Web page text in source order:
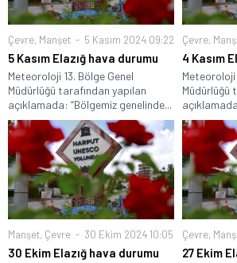
Çevre, Manşet 5 Kasım 2024 09:22
5 Kasım Elazığ hava durumu
Meteoroloji 13. Bölge Genel
Müdürlüğü tarafından yapılan
açıklamada: “Bölgemiz genelinde...
Çevre,
4 Kasım
Meteoroloji
Müdürlüğü
Manşet, Çevre 30 Ekim 2024 10:05
30 Ekim Elazığ hava durumu
Çevre,
27 Ekim